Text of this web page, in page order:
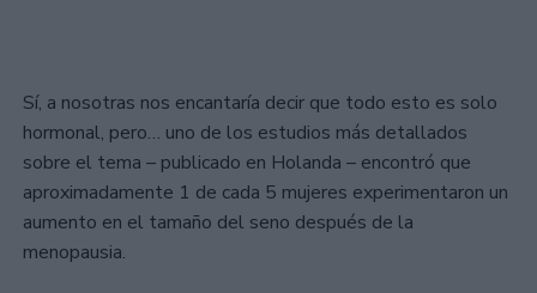
Sí, a nosotras nos encantaría decir que todo esto es solo
hormonal, pero… uno de los estudios más detallados
sobre el tema – publicado en Holanda – encontró que
aproximadamente 1 de cada 5 mujeres experimentaron un
aumento en el tamaño del seno después de la
menopausia.